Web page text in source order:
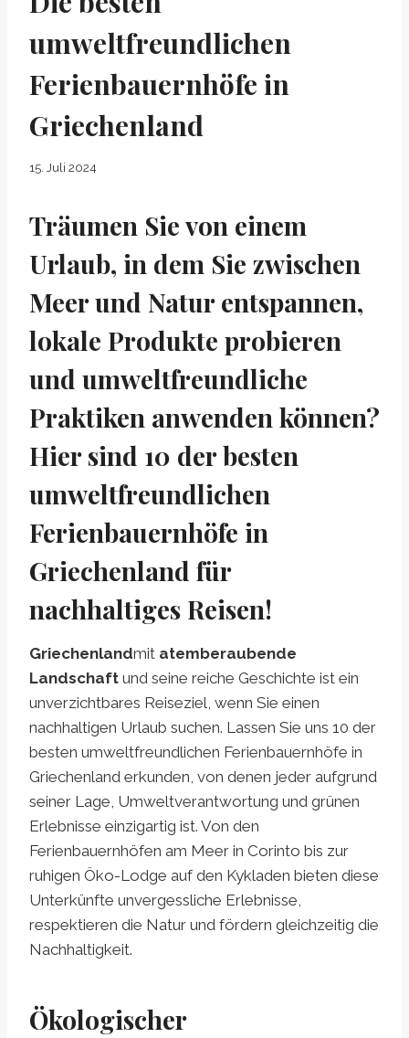
umweltfreundlichen
Ferienbauernhöfe in
Griechenland
15. Juli 2024
Träumen Sie von einem
Urlaub, in dem Sie zwischen
Meer und Natur entspannen,
lokale Produkte probieren
und umweltfreundliche
Praktiken anwenden können?
Hier sind 10 der besten
umweltfreundlichen
Ferienbauernhöfe in
Griechenland für
nachhaltiges Reisen!
Griechenlandmit atemberaubende
Landschaft und seine reiche Geschichte ist ein
unverzichtbares Reiseziel, wenn Sie einen
nachhaltigen Urlaub suchen. Lassen Sie uns 10 der
besten umweltfreundlichen Ferienbauernhöfe in
Griechenland erkunden, von denen jeder aufgrund
seiner Lage, Umweltverantwortung und grünen
Erlebnisse einzigartig ist. Von den
Ferienbauernhöfen am Meer in Corinto bis zur
ruhigen Öko-Lodge auf den Kykladen bieten diese
Unterkünfte unvergessliche Erlebnisse,
respektieren die Natur und fördern gleichzeitig die
Nachhaltigkeit.
Ökologischer